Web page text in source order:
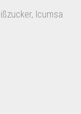
Icumsa